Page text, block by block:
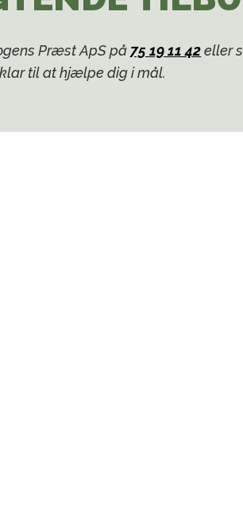
Præst ApS på 75 19 11 42eller
til at hjælpe dig i mål.